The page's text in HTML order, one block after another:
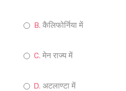
कैलिफोर्निया में
मेन राज्य में
अटलाण्टा में